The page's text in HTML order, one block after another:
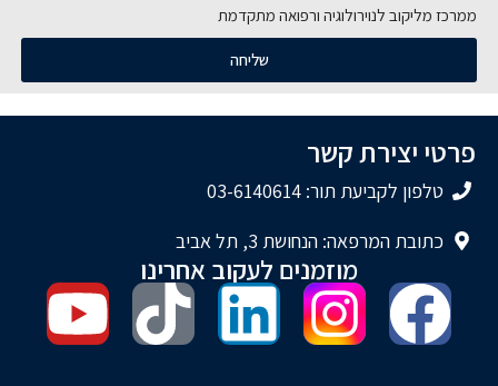
ממרכז מליקוב לנוירולוגיה ורפואה מתקדמת
שליחה
פרטי יצירת קשר
טלפון לקביעת תור: 03-6140614
כתובת המרפאה: הנחושת 3, תל אביב
מוזמנים לעקוב אחרינו